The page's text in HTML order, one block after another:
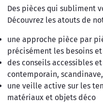
Des pièces qui subliment
Découvrez les atouts de
une approche pièce par
précisément les besoins
des conseils accessibles
contemporain,
une veille active sur les
matériaux et objets déco